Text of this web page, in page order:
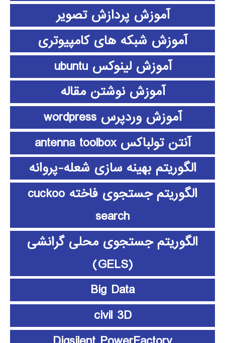
آموزش پردازش تصویر
آموزش شبکه های کامپیوتری
آموزش لینوکس ubuntu
آموزش نوشتن مقاله
آموزش وردپرس wordpress
آنتن تولباکس antenna toolbox
الگوریتم بهینه سازی شعله-پروانه
الگوریتم جستجوی فاخته cuckoo
search
الگوریتم جستجوی محلی گرانشی
(GELS)
Big Data
civil 3D